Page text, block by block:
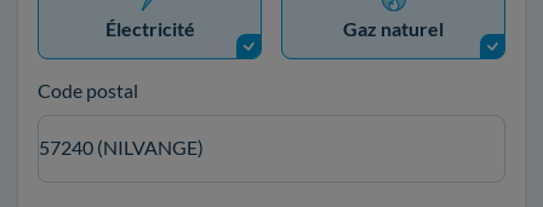
Électricité Gaz naturel
Code postal
57240 (NILVANGE)